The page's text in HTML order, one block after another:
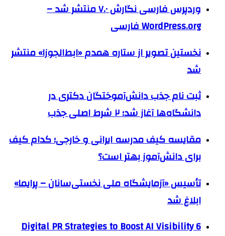
وردپرس فارسی نگارش ۷.۰ منتشر شد –
WordPress.org فارسی
نخستین تصویر از ستاره همدم «ابط‌الجوزا» منتشر
شد
ثبت نام جذب دانش‌آموختگان دکتری در
دانشگاه‌ها آغاز شد؛ ۲ شرط اصلی جذب
مقایسه کیف مدرسه ایرانی و خارجی؛ کدام کیف
برای دانش‌آموز بهتر است؟
تأسیس «آزمایشگاه ملی نخستی‌سانان – پرایما»
ابلاغ شد
6 Digital PR Strategies to Boost AI Visibility